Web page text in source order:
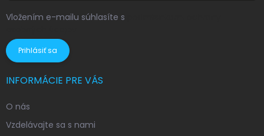
Vložením e-mailu súhlasíte s
Prihlásiť sa
INFORMÁCIE PRE VÁS
O nás
Vzdelávajte sa s nami